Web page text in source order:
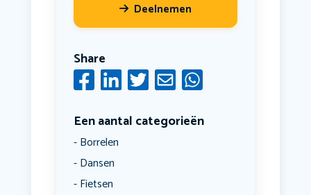
Deelnemen
Share
Een aantal categorieën
Borrelen
Dansen
Fietsen